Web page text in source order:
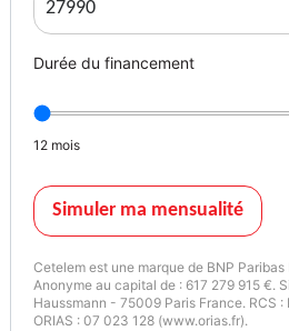
de bouclage des ceintures AV, TEP
centralisé à distance, Verrouillage
électriques, Vitres teintées, Volant
hauteur, Pack Conduite, Pack
Garantie : Constructeur
Couleur
Sandstone
109
Durée du financement
12 mois
Simuler ma mensualité
Cetelem est une marque de BNP
Anonyme au capital de : 617 279 915 €.
Haussmann - 75009 Paris France. RCS :
ORIAS : 07 023 128 (www.orias.fr).